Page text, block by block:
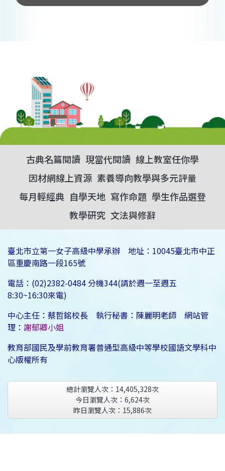
古典名篇閱讀 現當代閱讀 線上教室任你學
因材網線上資源 素養導向教學與多元評量
每月輕經典 自學天地 寫作命題 學生作品選登
教學研究 文法與修辭
臺北市立第一女子高級中學承辦 地址：10045臺北市中正
區重慶南路一段165號
電話：(02)2382-0484 分機344(請於週一至週五
8:30~16:30來電)
中心主任：蔡哲銘校長 執行秘書：陳麗明老師 網站管
理： 謝郁卿小姐
教育部國民及學前教育署普通型高級中等學校國語文學科中
心版權所有
總計瀏覽人次： 14,405,328次
今日瀏覽人次： 6,624次
昨日瀏覽人次： 15,886次